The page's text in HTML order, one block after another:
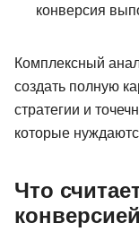
конверсия
Комплексный
создать полную
стратегии и
которые
Что
конверсией